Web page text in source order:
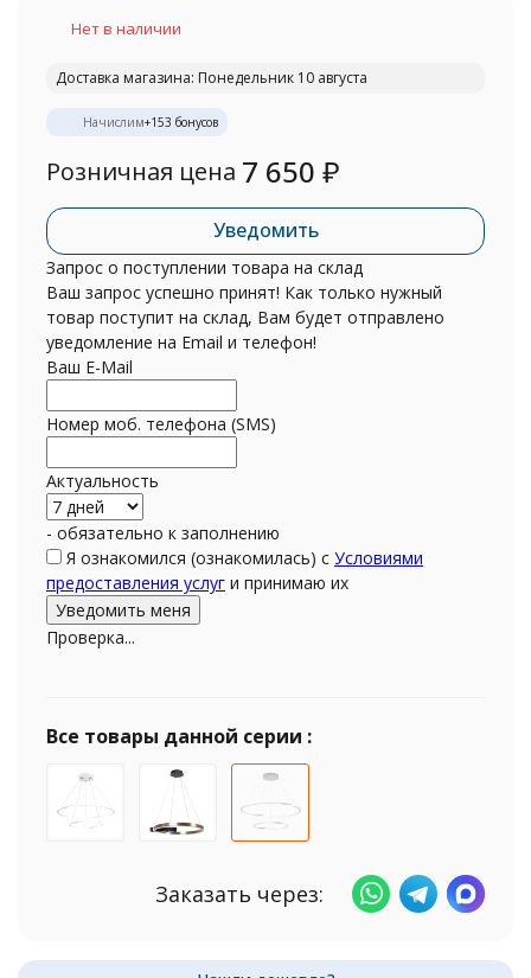
Нет в наличии
Доставка магазина: Понедельник 10 августа
Начислим+153 бонусов
Розничная цена 7 650 ₽
Уведомить
Запрос о поступлении товара на склад
Ваш запрос успешно принят! Как только нужный
товар поступит на склад, Вам будет отправлено
уведомление на Email и телефон!
Ваш E-Mail
Номер моб. телефона (SMS)
Актуальность
- обязательно к заполнению
Я ознакомился (ознакомилась) с Условиями
предоставления услуг и принимаю их
Проверка...
Все товары данной серии :
Заказать через: